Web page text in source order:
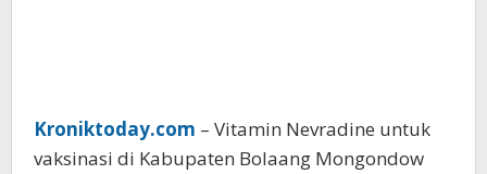
Kroniktoday.com – Vitamin Nevradine untuk
vaksinasi di Kabupaten Bolaang Mongondow